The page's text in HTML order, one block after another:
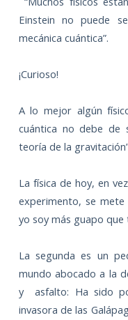
Einstein no puede
mecánica cuántica”.
¡Curioso!
A lo mejor algún
cuántica no debe de
teoría de la
La física de hoy, en
experimento, se mete
yo soy más guapo
La segunda es un
mundo abocado a la
y
asfalto: Ha sido
invasora de las